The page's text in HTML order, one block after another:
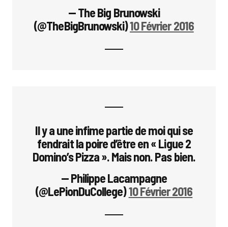
— The Big Brunowski
(@TheBigBrunowski)10 Février 2016
Il y a une infime partie de moi qui se
fendrait la poire d’être en « Ligue 2
Domino’s Pizza ». Mais non. Pas bien.
— Philippe Lacampagne
(@LePionDuCollege)10 Février 2016